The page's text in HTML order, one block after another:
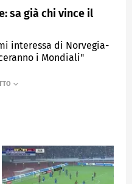
sa già chi vince il
interessa di Norvegia-
i Mondiali"